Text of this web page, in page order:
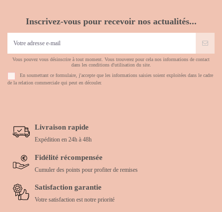
Inscrivez-vous pour recevoir nos actualités...
Vous pouvez vous désinscrire à tout moment. Vous trouverez pour cela nos informations de contact
dans les conditions d'utilisation du site.
En soumettant ce formulaire, j'accepte que les informations saisies soient exploitées dans le cadre
de la relation commerciale qui peut en découler.
Livraison rapide
Expédition en 24h à 48h
Fidélité récompensée
Cumuler des points pour profiter de remises
Satisfaction garantie
Votre satisfaction est notre priorité